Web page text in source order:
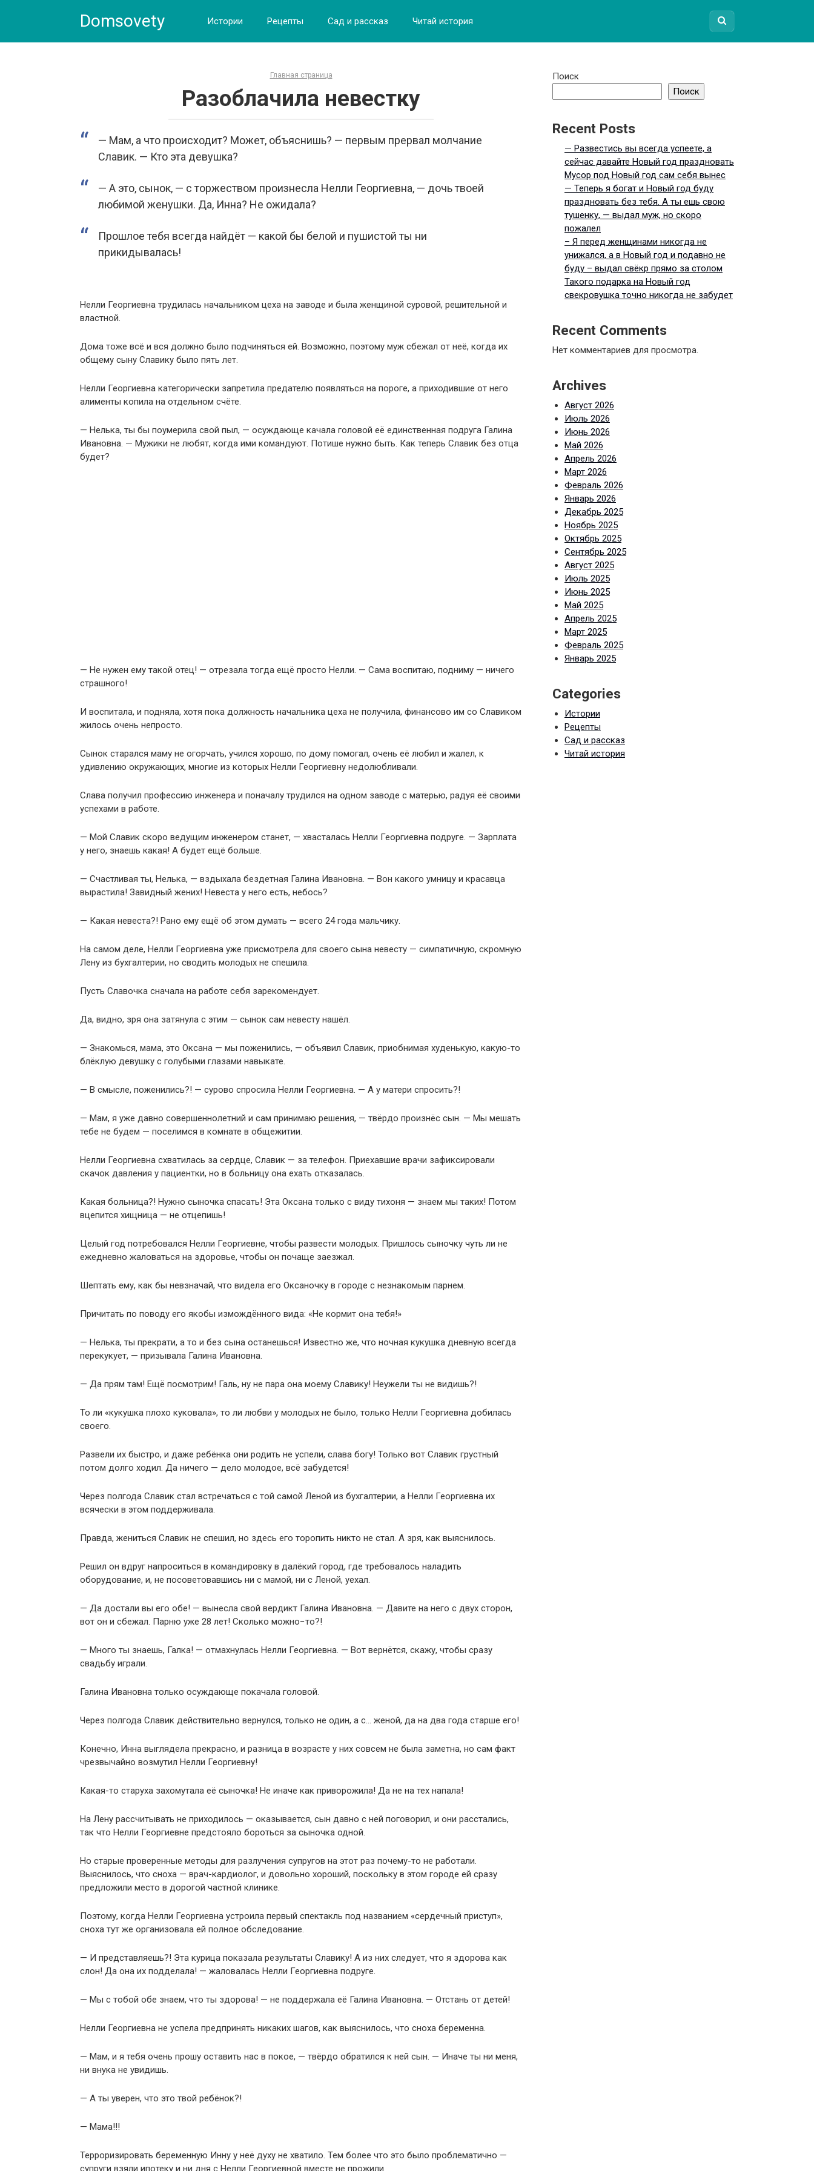
Domsovety Истории Рецепты Сад и рассказ Читай история
Главная страница
Разоблачила невестку
— Мам, а что происходит? Может, объяснишь? — первым прервал молчание
Славик. — Кто эта девушка?
— А это, сынок, — с торжеством произнесла Нелли Георгиевна, — дочь твоей
любимой женушки. Да, Инна? Не ожидала?
Прошлое тебя всегда найдёт — какой бы белой и пушистой ты ни
прикидывалась!
Нелли Георгиевна трудилась начальником цеха на заводе и была женщиной суровой, решительной и
властной.
Дома тоже всё и вся должно было подчиняться ей. Возможно, поэтому муж сбежал от неё, когда их
общему сыну Славику было пять лет.
Нелли Георгиевна категорически запретила предателю появляться на пороге, а приходившие от него
алименты копила на отдельном счёте.
— Нелька, ты бы поумерила свой пыл, — осуждающе качала головой её единственная подруга Галина
Ивановна. — Мужики не любят, когда ими командуют. Потише нужно быть. Как теперь Славик без отца
будет?
— Не нужен ему такой отец! — отрезала тогда ещё просто Нелли. — Сама воспитаю, подниму — ничего
страшного!
И воспитала, и подняла, хотя пока должность начальника цеха не получила, финансово им со Славиком
жилось очень непросто.
Сынок старался маму не огорчать, учился хорошо, по дому помогал, очень её любил и жалел, к
удивлению окружающих, многие из которых Нелли Георгиевну недолюбливали.
Слава получил профессию инженера и поначалу трудился на одном заводе с матерью, радуя её своими
успехами в работе.
— Мой Славик скоро ведущим инженером станет, — хвасталась Нелли Георгиевна подруге. — Зарплата
у него, знаешь какая! А будет ещё больше.
— Счастливая ты, Нелька, — вздыхала бездетная Галина Ивановна. — Вон какого умницу и красавца
вырастила! Завидный жених! Невеста у него есть, небось?
— Какая невеста?! Рано ему ещё об этом думать — всего 24 года мальчику.
На самом деле, Нелли Георгиевна уже присмотрела для своего сына невесту — симпатичную, скромную
Лену из бухгалтерии, но сводить молодых не спешила.
Пусть Славочка сначала на работе себя зарекомендует.
Да, видно, зря она затянула с этим — сынок сам невесту нашёл.
— Знакомься, мама, это Оксана — мы поженились, — объявил Славик, приобнимая худенькую, какую-то
блёклую девушку с голубыми глазами навыкате.
— В смысле, поженились?! — сурово спросила Нелли Георгиевна. — А у матери спросить?!
— Мам, я уже давно совершеннолетний и сам принимаю решения, — твёрдо произнёс сын. — Мы мешать
тебе не будем — поселимся в комнате в общежитии.
Нелли Георгиевна схватилась за сердце, Славик — за телефон. Приехавшие врачи зафиксировали
скачок давления у пациентки, но в больницу она ехать отказалась.
Какая больница?! Нужно сыночка спасать! Эта Оксана только с виду тихоня — знаем мы таких! Потом
вцепится хищница — не отцепишь!
Целый год потребовался Нелли Георгиевне, чтобы развести молодых. Пришлось сыночку чуть ли не
ежедневно жаловаться на здоровье, чтобы он почаще заезжал.
Шептать ему, как бы невзначай, что видела его Оксаночку в городе с незнакомым парнем.
Причитать по поводу его якобы измождённого вида: «Не кормит она тебя!»
— Нелька, ты прекрати, а то и без сына останешься! Известно же, что ночная кукушка дневную всегда
перекукует, — призывала Галина Ивановна.
— Да прям там! Ещё посмотрим! Галь, ну не пара она моему Славику! Неужели ты не видишь?!
То ли «кукушка плохо куковала», то ли любви у молодых не было, только Нелли Георгиевна добилась
своего.
Развели их быстро, и даже ребёнка они родить не успели, слава богу! Только вот Славик грустный
потом долго ходил. Да ничего — дело молодое, всё забудется!
Через полгода Славик стал встречаться с той самой Леной из бухгалтерии, а Нелли Георгиевна их
всячески в этом поддерживала.
Правда, жениться Славик не спешил, но здесь его торопить никто не стал. А зря, как выяснилось.
Решил он вдруг напроситься в командировку в далёкий город, где требовалось наладить
оборудование, и, не посоветовавшись ни с мамой, ни с Леной, уехал.
— Да достали вы его обе! — вынесла свой вердикт Галина Ивановна. — Давите на него с двух сторон,
вот он и сбежал. Парню уже 28 лет! Сколько можно−то?!
— Много ты знаешь, Галка! — отмахнулась Нелли Георгиевна. — Вот вернётся, скажу, чтобы сразу
свадьбу играли.
Галина Ивановна только осуждающе покачала головой.
Через полгода Славик действительно вернулся, только не один, а с… женой, да на два года старше его!
Конечно, Инна выглядела прекрасно, и разница в возрасте у них совсем не была заметна, но сам факт
чрезвычайно возмутил Нелли Георгиевну!
Какая-то старуха захомутала её сыночка! Не иначе как приворожила! Да не на тех напала!
На Лену рассчитывать не приходилось — оказывается, сын давно с ней поговорил, и они расстались,
так что Нелли Георгиевне предстояло бороться за сыночка одной.
Но старые проверенные методы для разлучения супругов на этот раз почему-то не работали.
Выяснилось, что сноха — врач-кардиолог, и довольно хороший, поскольку в этом городе ей сразу
предложили место в дорогой частной клинике.
Поэтому, когда Нелли Георгиевна устроила первый спектакль под названием «сердечный приступ»,
сноха тут же организовала ей полное обследование.
— И представляешь?! Эта курица показала результаты Славику! А из них следует, что я здорова как
слон! Да она их подделала! — жаловалась Нелли Георгиевна подруге.
— Мы с тобой обе знаем, что ты здорова! — не поддержала её Галина Ивановна. — Отстань от детей!
Нелли Георгиевна не успела предпринять никаких шагов, как выяснилось, что сноха беременна.
— Мам, и я тебя очень прошу оставить нас в покое, — твёрдо обратился к ней сын. — Иначе ты ни меня,
ни внука не увидишь.
— А ты уверен, что это твой ребёнок?!
— Мама!!!
Терроризировать беременную Инну у неё духу не хватило. Тем более что это было проблематично —
супруги взяли ипотеку и ни дня с Нелли Георгиевной вместе не прожили.
Поиск
Поиск
Recent Posts
— Развестись вы всегда успеете, а
сейчас давайте Новый год праздновать
Мусор под Новый год сам себя вынес
— Теперь я богат и Новый год буду
праздновать без тебя. А ты ешь свою
тушенку, — выдал муж, но скоро
пожалел
– Я перед женщинами никогда не
унижался, а в Новый год и подавно не
буду – выдал свёкр прямо за столом
Такого подарка на Новый год
свекровушка точно никогда не забудет
Recent Comments
Нет комментариев для просмотра.
Archives
Август 2026
Июль 2026
Июнь 2026
Май 2026
Апрель 2026
Март 2026
Февраль 2026
Январь 2026
Декабрь 2025
Ноябрь 2025
Октябрь 2025
Сентябрь 2025
Август 2025
Июль 2025
Июнь 2025
Май 2025
Апрель 2025
Март 2025
Февраль 2025
Январь 2025
Categories
Истории
Рецепты
Сад и рассказ
Читай история